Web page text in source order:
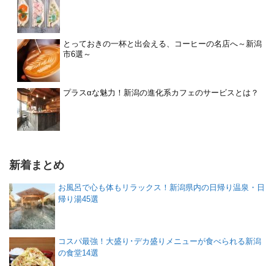
とっておきの一杯と出会える、コーヒーの名店へ～新潟
市6選～
プラスαな魅力！新潟の進化系カフェのサービスとは？
新着まとめ
お風呂で心も体もリラックス！新潟県内の日帰り温泉・日
帰り湯45選
コスパ最強！大盛り･デカ盛りメニューが食べられる新潟
の食堂14選